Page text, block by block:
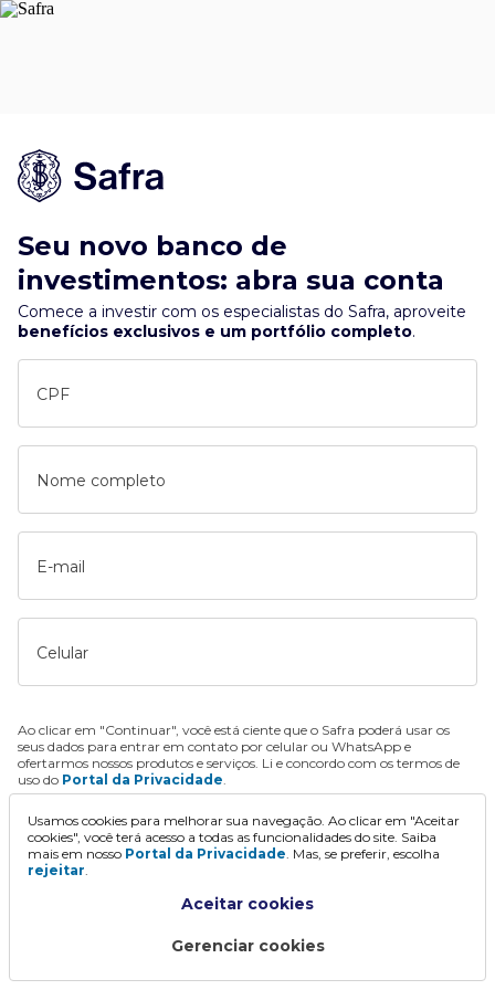
Seu novo banco de
investimentos: abra sua conta
Comece a investir com os especialistas do Safra, aproveite
benefícios exclusivos e um portfólio completo.
CPF
Nome completo
E-mail
Celular
Ao clicar em "Continuar", você está ciente que o Safra poderá usar os
seus dados para entrar em contato por celular ou WhatsApp e
ofertarmos nossos produtos e serviços. Li e concordo com os termos de
uso do Portal da Privacidade.
Continuar
Usamos cookies para melhorar sua navegação. Ao clicar em "Aceitar
cookies", você terá acesso a todas as funcionalidades do site. Saiba
mais em nosso Portal da Privacidade. Mas, se preferir, escolha
rejeitar.
Aceitar cookies
Gerenciar cookies